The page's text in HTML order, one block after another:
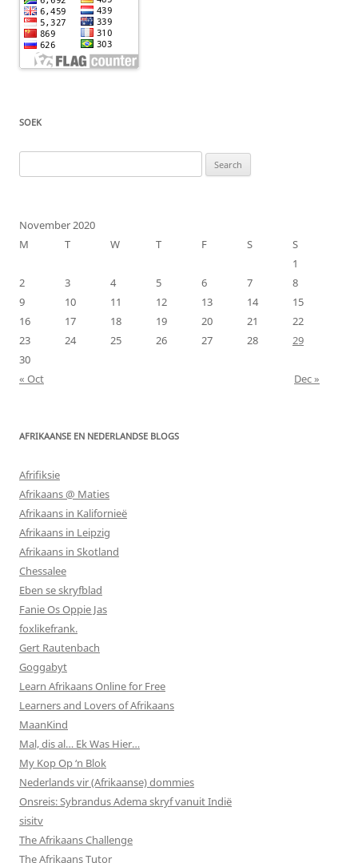
SOEK
for:
November 2020
M
T W T F S
S
1
2
3 4 5 6 7
8
9
10 11 12 13 14
15
16
17 18 19 20 21
22
23
24 25 26 27 28
29
30
« Oct
Dec »
AFRIKAANSE EN NEDERLANDSE BLOGS
Afrifiksie
Afrikaans @ Maties
Afrikaans in Kalifornieë
Afrikaans in Leipzig
Afrikaans in Skotland
Chessalee
Eben se skryfblad
Fanie Os Oppie Jas
foxlikefrank.
Gert Rautenbach
Goggabyt
Learn Afrikaans Online for Free
Learners and Lovers of Afrikaans
MaanKind
Mal, dis al… Ek Was Hier…
My Kop Op ‘n Blok
Nederlands vir (Afrikaanse) dommies
Onsreis: Sybrandus Adema skryf vanuit Indië
sisitv
The Afrikaans Challenge
The Afrikaans Tutor